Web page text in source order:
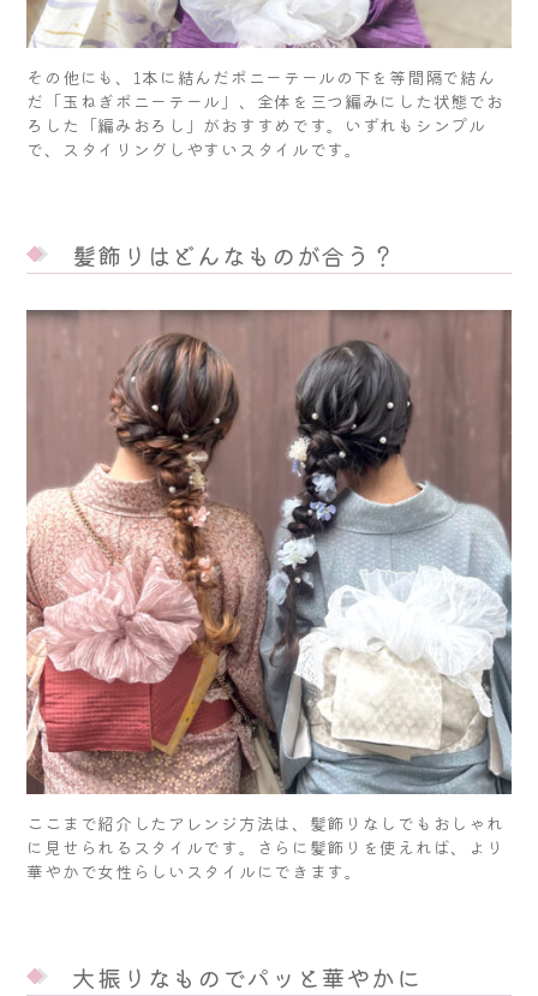
その他にも、1本に結んだポニーテールの下を等間隔で結ん
だ「玉ねぎポニーテール」、全体を三つ編みにした状態でお
ろした「編みおろし」がおすすめです。いずれもシンプル
で、スタイリングしやすいスタイルです。
髪飾りはどんなものが合う？
ここまで紹介したアレンジ方法は、髪飾りなしでもおしゃれ
に見せられるスタイルです。さらに髪飾りを使えれば、より
華やかで女性らしいスタイルにできます。
大振りなものでパッと華やかに